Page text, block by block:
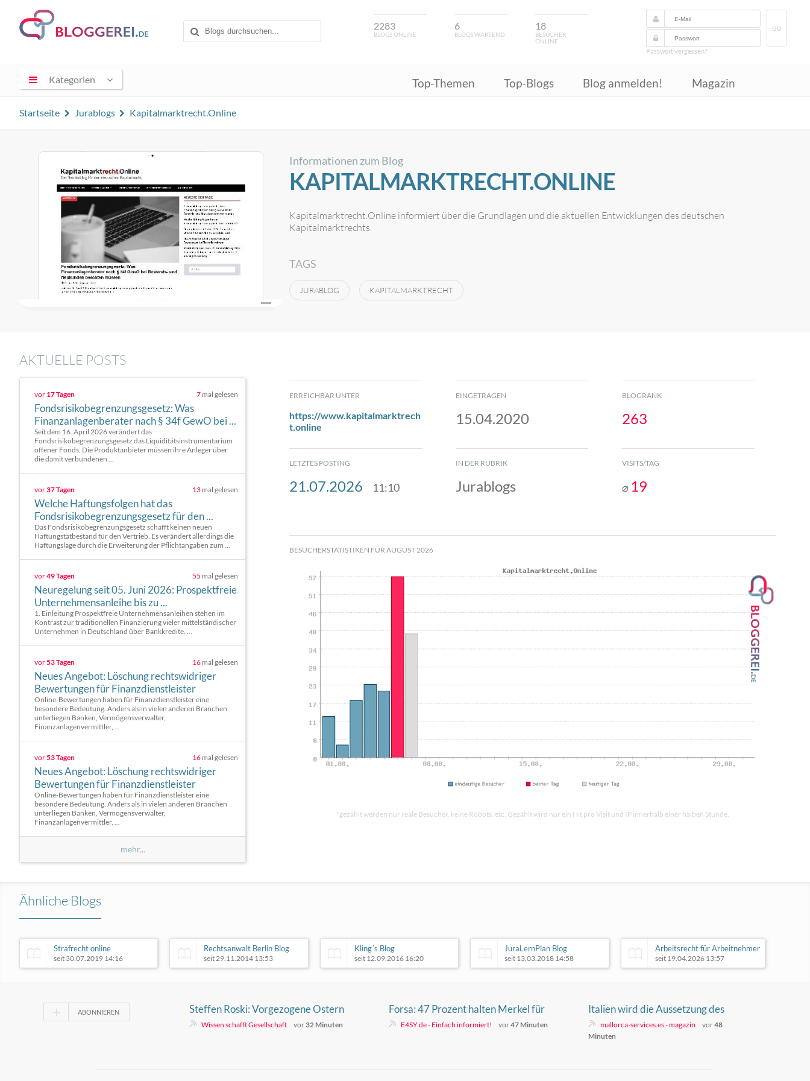
2283
BLOGS ONLINE
6
BLOGS WARTEND
18
BESUCHER
ONLINE
GO
Passwort vergessen?
Kategorien Top-Themen Top-Blogs Blog anmelden! Magazin
Startseite Jurablogs Kapitalmarktrecht.Online
Informationen zum Blog
KAPITALMARKTRECHT.ONLINE
Kapitalmarktrecht.Online informiert über die Grundlagen und die aktuellen Entwicklungen des deutschen
Kapitalmarktrechts.
TAGS
JURABLOG KAPITALMARKTRECHT
AKTUELLE POSTS
vor 17 Tagen 7 mal gelesen
Fondsrisikobegrenzungsgesetz: Was
Finanzanlagenberater nach § 34f GewO bei ...
Seit dem 16. April 2026 verändert das
Fondsrisikobegrenzungsgesetz das Liquiditätsinstrumentarium
offener Fonds. Die Produktanbieter müssen ihre Anleger über
die damit verbundenen ...
vor37 Tagen 13 mal gelesen
Welche Haftungsfolgen hat das
Fondsrisikobegrenzungsgesetz für den ...
Das Fondsrisikobegrenzungsgesetz schafft keinen neuen
Haftungstatbestand für den Vertrieb. Es verändert allerdings die
Haftungslage durch die Erweiterung der Pflichtangaben zum ...
vor49 Tagen 55 mal gelesen
Neuregelung seit 05. Juni 2026: Prospektfreie
Unternehmensanleihe bis zu ...
1. Einleitung Prospektfreie Unternehmensanleihen stehen im
Kontrast zur traditionellen Finanzierung vieler mittelständischer
Unternehmen in Deutschland über Bankkredite. ...
vor53 Tagen 16 mal gelesen
Neues Angebot: Löschung rechtswidriger
Bewertungen für Finanzdienstleister
Online-Bewertungen haben für Finanzdienstleister eine
besondere Bedeutung. Anders als in vielen anderen Branchen
unterliegen Banken, Vermögensverwalter,
Finanzanlagenvermittler, ...
vor53 Tagen 16 mal gelesen
Neues Angebot: Löschung rechtswidriger
Bewertungen für Finanzdienstleister
Online-Bewertungen haben für Finanzdienstleister eine
besondere Bedeutung. Anders als in vielen anderen Branchen
unterliegen Banken, Vermögensverwalter,
Finanzanlagenvermittler, ...
mehr...
ERREICHBAR UNTER
https://www.kapitalmarktrech
t.online
EINGETRAGEN
15.04.2020
BLOGRANK
263
LETZTES POSTING
21.07.2026 11:10
IN DER RUBRIK
Jurablogs
VISITS/TAG
⌀ 19
BESUCHERSTATISTIKEN FÜR AUGUST 2026
*gezählt werden nur reale Besucher, keine Robots, etc. Gezählt wird nur ein Hit pro Visit und IP innerhalb einer halben Stunde.
Ähnliche Blogs
Strafrecht online
seit 30.07.2019 14:16
Rechtsanwalt Berlin Blog
seit 29.11.2014 13:53
Kling´s Blog
seit 12.09.2016 16:20
JuraLernPlan Blog
seit 13.03.2018 14:58
Arbeitsrecht für Arbeitnehmer
seit 19.04.2026 13:57
ABONNIEREN
Steffen Roski: Vorgezogene Ostern
in Leipzig
Wissen schafft Gesellschaft vor 32 Minuten
Forsa: 47 Prozent halten Merkel für
geeignet als Bundespräsidentin
E4SY.de - Einfach informiert! vor47 Minuten
Italien wird die Aussetzung des
Schengen-Abkommens mit Spanien
aufrechterhalten
mallorca-services.es - magazin vor48
Minuten